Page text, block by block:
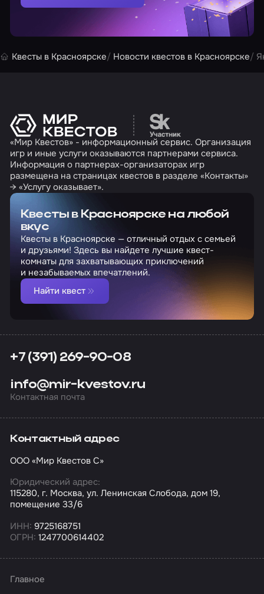
Квесты в Красноярске Новости квестов в Красноярске
Перейти на сайт
«Мир Квестов» - информационный сервис. Организация
игр и иные услуги оказываются партнерами сервиса.
Информация о партнерах-организаторах игр
размещена на страницах квестов в разделе «Контакты»
→ «Услугу оказывает».
Квесты в Красноярске на любой
вкус
Квесты в Красноярске — отличный отдых с семьей
и друзьями! Здесь вы найдете лучшие квест-
комнаты для захватывающих приключений
и незабываемых впечатлений.
Найти квест
+7 (391) 269-90-08
info@mir-kvestov.ru
Контактная почта
Контактный адрес
ООО «Мир Квестов С»
Юридический адрес:
115280, г. Москва, ул. Ленинская Слобода, дом 19,
помещение 33/6
ИНН: 9725168751
ОГРН: 1247700614402
Главное